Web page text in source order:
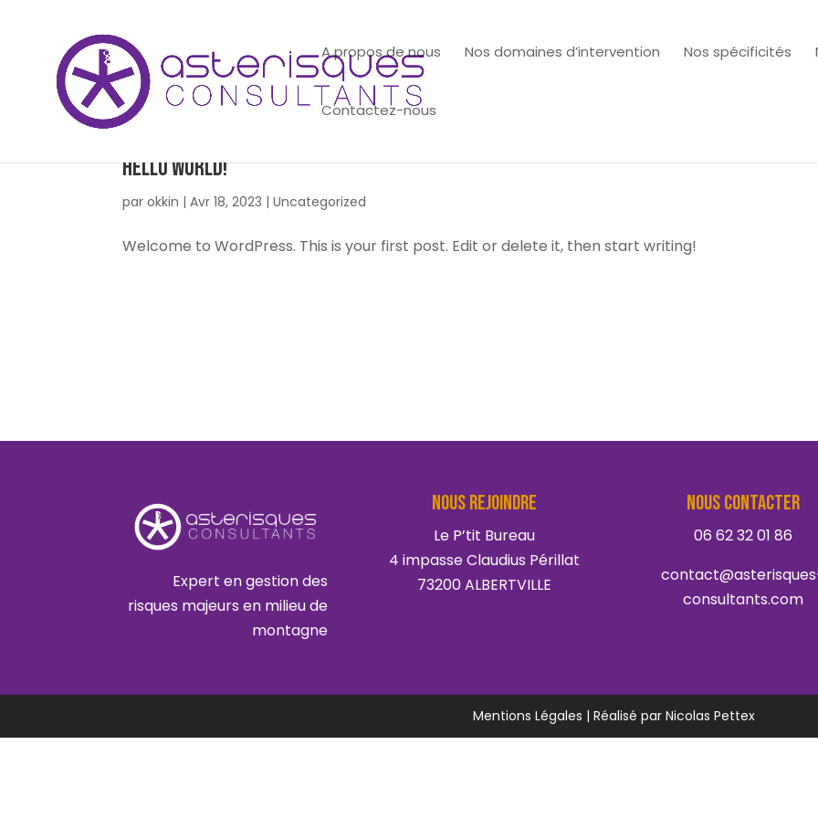
A propos de nous Nos domaines d’intervention Nos spécificités
Contactez-nous
HELLO WORLD!
parokkin |Avr 18, 2023 |Uncategorized
Welcome to WordPress. This is your first post. Edit or delete it, then start writing!
Expert en gestion des
risques majeurs en milieu de
montagne
NOUS REJOINDRE
Le P’tit Bureau
4 impasse Claudius Périllat
73200 ALBERTVILLE
NOUS CONTACTER
06 62 32 01 86
consultants.com
Mentions Légales | Réalisé par Nicolas Pettex